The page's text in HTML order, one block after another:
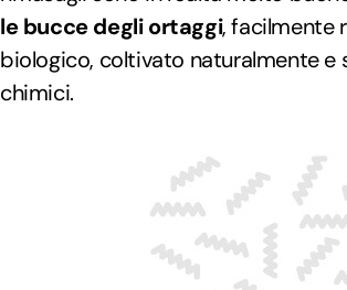
le bucce degli ortaggi, facilmente
biologico, coltivato naturalmente e
chimici.